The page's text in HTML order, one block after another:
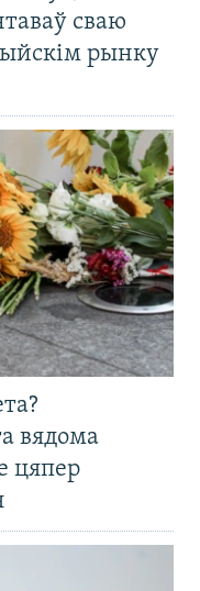
сваю
рынку
вядома
цяпер